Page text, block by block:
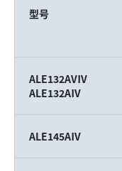
型号
ALE132AVⅣ
ALE132AⅣ
ALE145AⅣ